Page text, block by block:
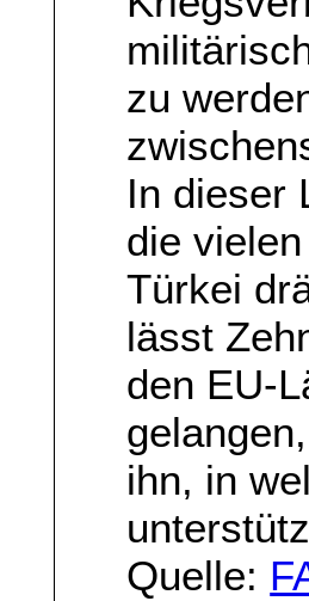
zu
In dieser
die
Türkei
lässt
den EU-
ihn, in
Quelle: